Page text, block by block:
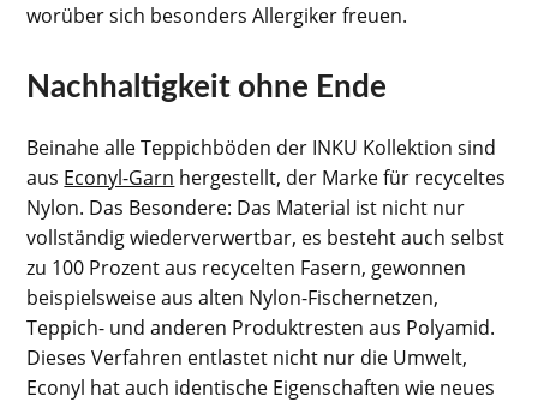
worüber sich besonders Allergiker freuen.
Nachhaltigkeit ohne Ende
Beinahe alle Teppichböden der INKU Kollektion sind
aus Econyl-Garn hergestellt, der Marke für recyceltes
Nylon. Das Besondere: Das Material ist nicht nur
vollständig wiederverwertbar, es besteht auch selbst
zu 100 Prozent aus recycelten Fasern, gewonnen
beispielsweise aus alten Nylon-Fischernetzen,
Teppich- und anderen Produktresten aus Polyamid.
Dieses Verfahren entlastet nicht nur die Umwelt,
Econyl hat auch identische Eigenschaften wie neues